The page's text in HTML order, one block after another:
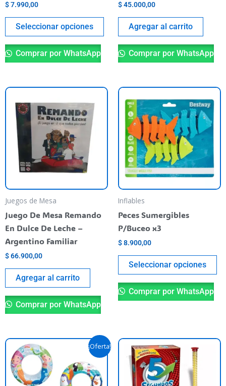
$7.990,00
Seleccionar opciones
producto
Comprar por WhatsApp
$45.000,00
Agregar al carrito
Comprar por WhatsApp
Juegos de Mesa
Juego De Mesa Remando
En Dulce De Leche –
Argentino Familiar
$66.900,00
Agregar al carrito
Comprar por WhatsApp
Inflables
Peces Sumergibles
P/Buceo x3
$8.900,00
Seleccionar opciones
se
Comprar por WhatsApp
¡Oferta!
El
precio
original
era:
$ 4.690,00.
El
precio
actual
es:
$ 4.190,00.
Este
producto